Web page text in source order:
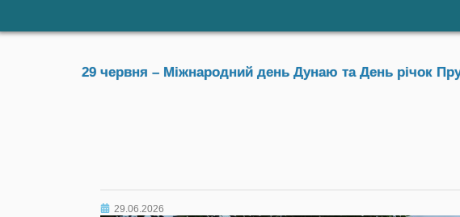
29 червня – Міжнародний день Дунаю та День річок
29.06.2026